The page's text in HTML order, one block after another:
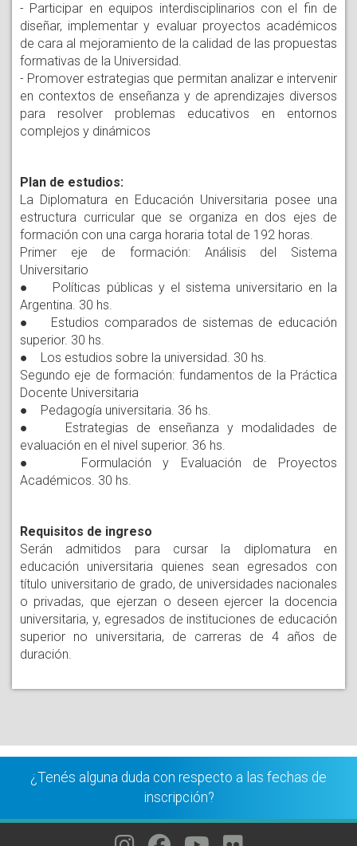
- Participar en equipos interdisciplinarios con el fin de
diseñar, implementar y evaluar proyectos académicos
de cara al mejoramiento de la calidad de las propuestas
formativas de la Universidad.
- Promover estrategias que permitan analizar e intervenir
en contextos de enseñanza y de aprendizajes diversos
para resolver problemas educativos en entornos
complejos y dinámicos
Plan de estudios:
La Diplomatura en Educación Universitaria posee una
estructura curricular que se organiza en dos ejes de
formación con una carga horaria total de 192 horas.
Primer eje de formación: Análisis del Sistema
Universitario
● Políticas públicas y el sistema universitario en la
Argentina. 30 hs.
● Estudios comparados de sistemas de educación
superior. 30 hs.
● Los estudios sobre la universidad. 30 hs.
Segundo eje de formación: fundamentos de la Práctica
Docente Universitaria
● Pedagogía universitaria. 36 hs.
● Estrategias de enseñanza y modalidades de
evaluación en el nivel superior. 36 hs.
● Formulación y Evaluación de Proyectos
Académicos. 30 hs.
Requisitos de ingreso
Serán admitidos para cursar la diplomatura en
educación universitaria quienes sean egresados con
título universitario de grado, de universidades nacionales
o privadas, que ejerzan o deseen ejercer la docencia
universitaria, y, egresados de instituciones de educación
superior no universitaria, de carreras de 4 años de
duración.
¿Tenés alguna duda con respecto a las fechas de
inscripción?